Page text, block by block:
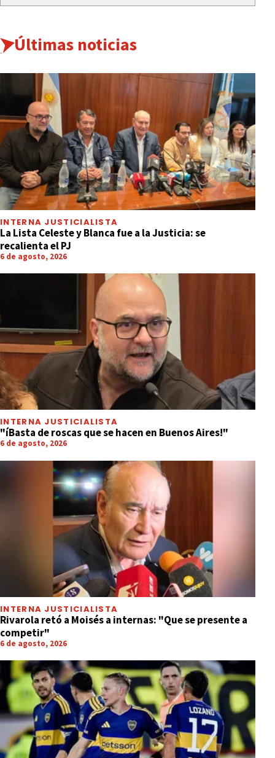
INTERNACIONALES
Una pitón de 7 metros mató y tragó
entero a un hombre que volvía de una
fiesta
POLICIALES
"Les pido perdón, pero la Selección me
necesitaba"
Tango y Pacha: experiencia cultural
entre milongueros del país y Jujuy
Últimas noticias
INTERNA JUSTICIALISTA
La Lista Celeste y Blanca fue a la Justicia: se
recalienta el PJ
6 de agosto, 2026
INTERNA JUSTICIALISTA
"íBasta de roscas que se hacen en Buenos Aires!"
6 de agosto, 2026
INTERNA JUSTICIALISTA
Rivarola retó a Moisés a internas: "Que se presente a
competir"
6 de agosto, 2026